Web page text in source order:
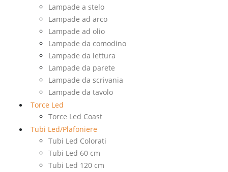
Lampade a stelo
Lampade ad arco
Lampade ad olio
Lampade da comodino
Lampade da lettura
Lampade da parete
Lampade da scrivania
Lampade da tavolo
Torce Led
Torce Led Coast
Tubi Led/Plafoniere
Tubi Led Colorati
Tubi Led 60 cm
Tubi Led 120 cm